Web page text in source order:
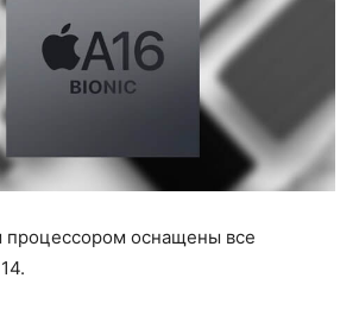
оснащены все